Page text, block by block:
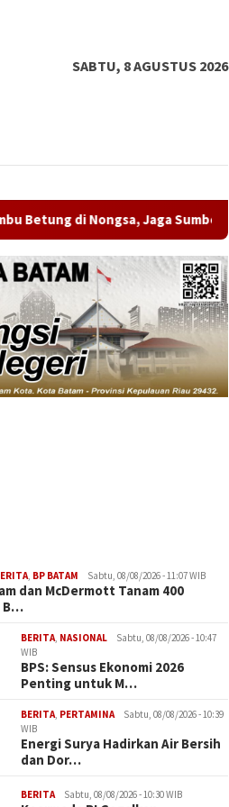
SABTU, 8 AGUSTUS 2026
di Nongsa, Jaga Sumber Air Batam
, BP BATAM Sabtu, 08/08/2026 - 11:07 WIB
dan McDermott Tanam 400
B…
BERITA, NASIONAL
Sabtu, 08/08/2026 - 10:47
WIB
BPS: Sensus Ekonomi 2026
Penting untuk M…
BERITA, PERTAMINA
Sabtu, 08/08/2026 - 10:39
WIB
Energi Surya Hadirkan Air Bersih
dan Dor…
BERITA Sabtu, 08/08/2026 - 10:30 WIB